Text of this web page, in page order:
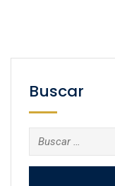
Buscar
Buscar: